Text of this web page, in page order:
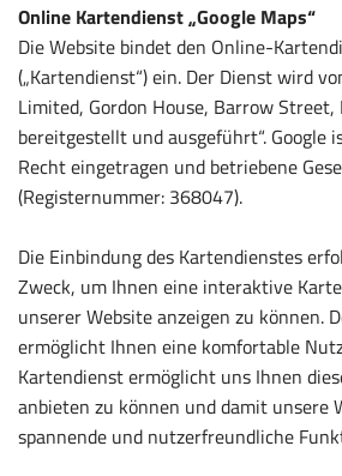
Online Kartendienst „Google Maps“
Die Website bindet den Online-
(„Kartendienst“) ein. Der Dienst wird
Limited, Gordon House, Barrow Street,
bereitgestellt und ausgeführt“. Google
Recht eingetragen und betriebene
(Registernummer: 368047).
Die Einbindung des Kartendienstes
Zweck, um Ihnen eine interaktive
unserer Website anzeigen zu können.
ermöglicht Ihnen eine komfortable
Kartendienst ermöglicht uns Ihnen
anbieten zu können und damit unsere
spannende und nutzerfreundliche